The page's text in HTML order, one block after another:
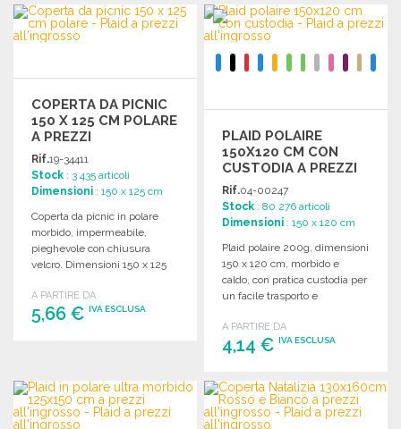
ORDINARE
Richiedi un preventivo
ORDINARE
Richiedi un preventivo
COPERTA DA PICNIC
150 X 125 CM POLARE
A PREZZI
ALL'INGROSSO
Rif.19-34411
Stock : 3 435 articoli
Dimensioni : 150 x 125 cm
Coperta da picnic in polare
morbido, impermeabile,
pieghevole con chiusura
velcro. Dimensioni 150 x 125
A PARTIRE DA
5,66 € IVA ESCLUSA
Richiedi un preventivo
PLAID POLAIRE
150X120 CM CON
CUSTODIA A PREZZI
ALL'INGROSSO
Rif.04-00247
Stock : 80 276 articoli
Dimensioni : 150 x 120 cm
Plaid polaire 200g, dimensioni
150 x 120 cm, morbido e
caldo, con pratica custodia per
un facile trasporto e
A PARTIRE DA
4,14 €IVA ESCLUSA
ORDINARE
Richiedi un preventivo